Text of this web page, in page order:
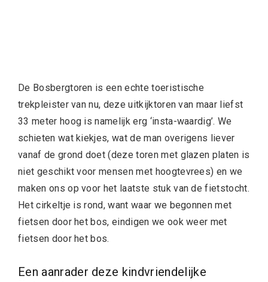
De Bosbergtoren is een echte toeristische
trekpleister van nu, deze uitkijktoren van maar liefst
33 meter hoog is namelijk erg ‘insta-waardig’. We
schieten wat kiekjes, wat de man overigens liever
vanaf de grond doet (deze toren met glazen platen is
niet geschikt voor mensen met hoogtevrees) en we
maken ons op voor het laatste stuk van de fietstocht.
Het cirkeltje is rond, want waar we begonnen met
fietsen door het bos, eindigen we ook weer met
fietsen door het bos.
Een aanrader deze kindvriendelijke